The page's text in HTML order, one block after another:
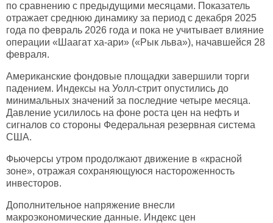
по сравнению с предыдущими месяцами. Показатель
отражает среднюю динамику за период с декабря 2025
года по февраль 2026 года и пока не учитывает влияние
операции «Шаагат ха-ари» («Рык льва»), начавшейся 28
февраля.
Американские фондовые площадки завершили торги
падением. Индексы на Уолл-стрит опустились до
минимальных значений за последние четыре месяца.
Давление усилилось на фоне роста цен на нефть и
сигналов со стороны Федеральная резервная система
США.
Фьючерсы утром продолжают движение в «красной
зоне», отражая сохраняющуюся настороженность
инвесторов.
Дополнительное напряжение внесли
макроэкономические данные. Индекс цен